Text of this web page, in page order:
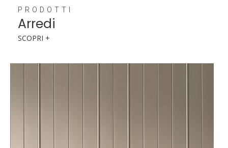
PRODOTTI
Arredi
SCOPRI +